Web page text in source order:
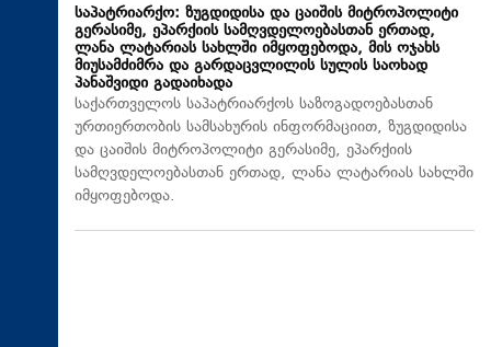
საპატრიარქო: ზუგდიდისა და ცაიშის მიტროპოლიტი
გერასიმე, ეპარქიის სამღვდელოებასთან ერთად,
ლანა ლატარიას სახლში იმყოფებოდა, მის ოჯახს
მიუსამძიმრა და გარდაცვლილის სულის საოხად
პანაშვიდი გადაიხადა
საქართველოს საპატრიარქოს საზოგადოებასთან
ურთიერთობის სამსახურის ინფორმაციით, ზუგდიდისა
და ცაიშის მიტროპოლიტი გერასიმე, ეპარქიის
სამღვდელოებასთან ერთად, ლანა ლატარიას სახლში
იმყოფებოდა.